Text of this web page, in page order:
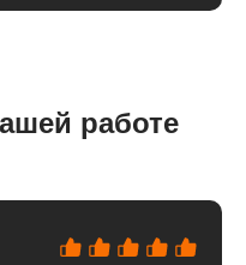
работе